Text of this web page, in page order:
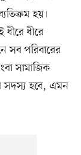
হয়।
ধীরে
সব পরিবারের
সামাজিক
সদস্য হবে, এমন